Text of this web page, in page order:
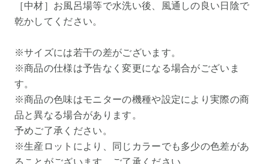
［中材］お風呂場等で水洗い後、風通しの良い日陰で
乾かしてください。
※サイズには若干の差がございます。
※商品の仕様は予告なく変更になる場合がございま
す。
※商品の色味はモニターの機種や設定により実際の商
品と異なる場合があります。
予めご了承ください。
※生産ロットにより、同じカラーでも多少の色差があ